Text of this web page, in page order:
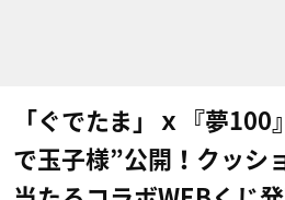
「ぐでたま」ｘ『夢100
で玉子様”公開！クッシ